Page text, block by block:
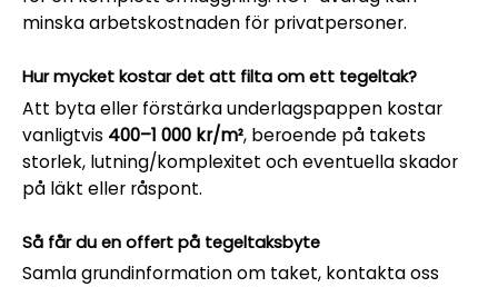
minska arbetskostnaden för privatpersoner.
Hur mycket kostar det att filta om ett tegeltak?
Att byta eller förstärka underlagspappen kostar
vanligtvis 400–1 000 kr/m², beroende på takets
storlek, lutning/komplexitet och eventuella skador
på läkt eller råspont.
Så får du en offert på tegeltaksbyte
Samla grundinformation om taket, kontakta oss